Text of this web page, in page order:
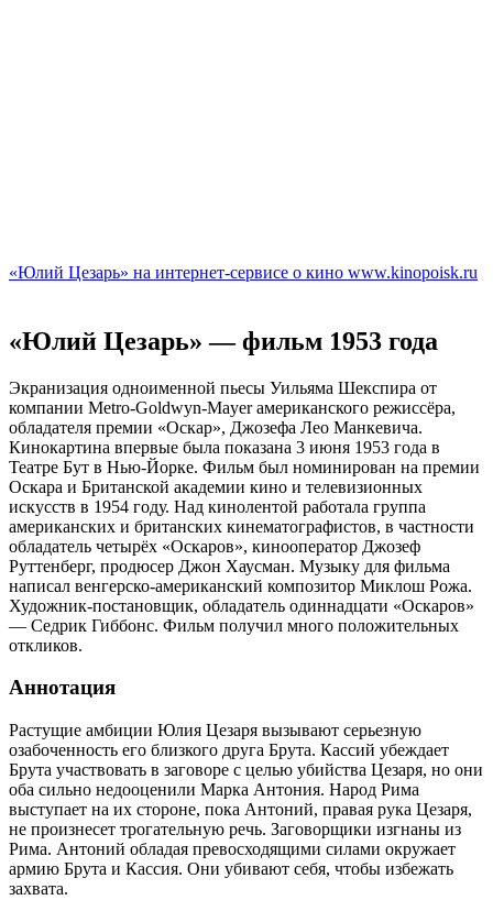
«Юлий Цезарь» на интернет-сервисе о кино www.kinopoisk.ru
«Юлий Цезарь» — фильм 1953 года
Экранизация одноименной пьесы Уильяма Шекспира от
компании Metro-Goldwyn-Mayer американского режиссёра,
обладателя премии «Оскар», Джозефа Лео Манкевича.
Кинокартина впервые была показана 3 июня 1953 года в
Театре Бут в Нью-Йорке. Фильм был номинирован на премии
Оскара и Британской академии кино и телевизионных
искусств в 1954 году. Над кинолентой работала группа
американских и британских кинематографистов, в частности
обладатель четырёх «Оскаров», кинооператор Джозеф
Руттенберг, продюсер Джон Хаусман. Музыку для фильма
написал венгерско-американский композитор Миклош Рожа.
Художник-постановщик, обладатель одиннадцати «Оскаров»
— Седрик Гиббонс. Фильм получил много положительных
откликов.
Аннотация
Растущие амбиции Юлия Цезаря вызывают серьезную
озабоченность его близкого друга Брута. Кассий убеждает
Брута участвовать в заговоре с целью убийства Цезаря, но они
оба сильно недооценили Марка Антония. Народ Рима
выступает на их стороне, пока Антоний, правая рука Цезаря,
не произнесет трогательную речь. Заговорщики изгнаны из
Рима. Антоний обладая превосходящими силами окружает
армию Брута и Кассия. Они убивают себя, чтобы избежать
захвата.